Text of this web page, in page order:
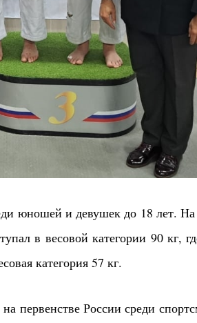
юношей и девушек до 18 лет.
в весовой категории 90 кг,
категория 57 кг.
первенстве России среди